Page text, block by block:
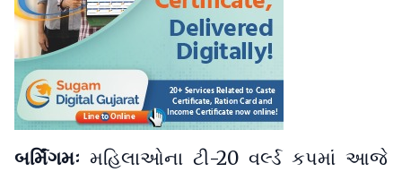
બર્મિંગમઃ મહિલાઓના ટી-20 વર્લ્ડ કપમાં આજે